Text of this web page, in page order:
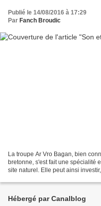
Publié le 14/08/2016 à 17:29
Par Fanch Broudic
La troupe Ar Vro Bagan, bien
bretonne, s'est fait une spécialité
site naturel. Elle peut ainsi
Hébergé par Canalblog